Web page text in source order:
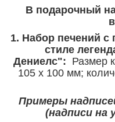
В подарочный
1. Набор печений
стиле
Дениелс": Размер
105 х 100 мм;
Примеры
(надписи на